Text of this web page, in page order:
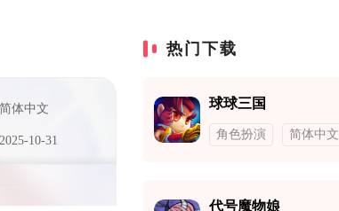
体中文
10-31
热门下载
球球三国
角色扮演 简体中文
代号魔物娘